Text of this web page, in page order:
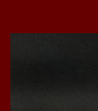
que iniciará en
primeros de cada
las fases de
noche de Copas